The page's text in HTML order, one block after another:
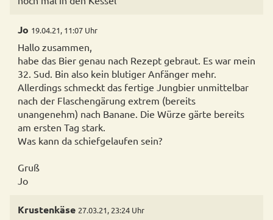
Jo 19.04.21, 11:07 Uhr
Hallo zusammen,
habe das Bier genau nach Rezept gebraut. Es war mein
32. Sud. Bin also kein blutiger Anfänger mehr.
Allerdings schmeckt das fertige Jungbier unmittelbar
nach der Flaschengärung extrem (bereits
unangenehm) nach Banane. Die Würze gärte bereits
am ersten Tag stark.
Was kann da schiefgelaufen sein?
Gruß
Jo
Krustenkäse 27.03.21, 23:24 Uhr